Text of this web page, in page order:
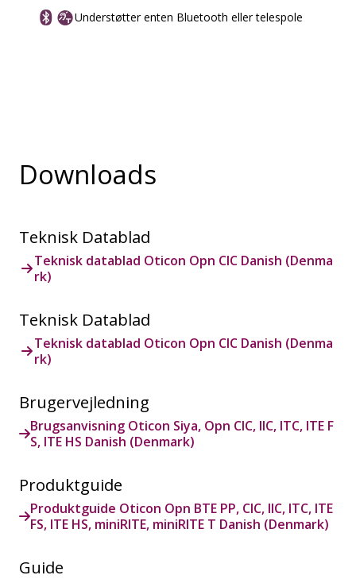
Understøtter enten Bluetooth eller telespole
Downloads
Teknisk Datablad
Teknisk datablad Oticon Opn CIC Danish (Denma
rk)
Teknisk Datablad
Teknisk datablad Oticon Opn CIC Danish (Denma
rk)
Brugervejledning
Brugsanvisning Oticon Siya, Opn CIC, IIC, ITC, ITE F
S, ITE HS Danish (Denmark)
Produktguide
Produktguide Oticon Opn BTE PP, CIC, IIC, ITC, ITE
FS, ITE HS, miniRITE, miniRITE T Danish (Denmark)
Guide